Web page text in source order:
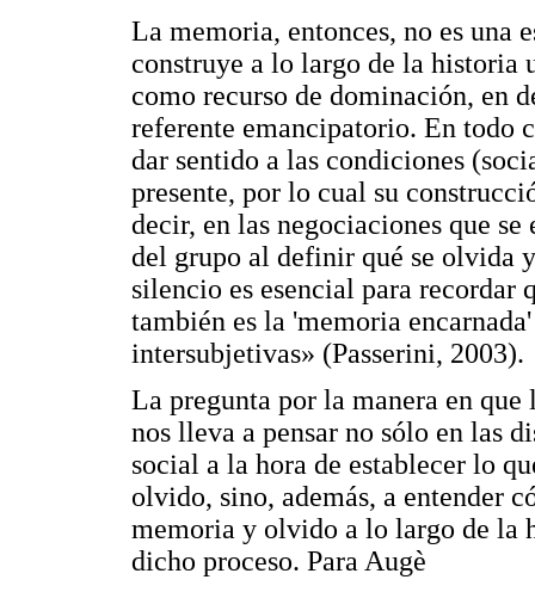
La memoria, entonces, no es una
construye a lo largo de la historia
como recurso de dominación, en
referente emancipatorio. En todo
dar sentido a las condiciones
presente, por lo cual su
decir, en las negociaciones que
del grupo al definir qué se olvida
silencio es esencial para recordar
también es la 'memoria
intersubjetivas» (Passerini, 2003).
La pregunta por la manera en
nos lleva a pensar no sólo en las
social a la hora de establecer lo
olvido, sino, además, a entender
memoria y olvido a lo largo de la
dicho proceso. Para Augè